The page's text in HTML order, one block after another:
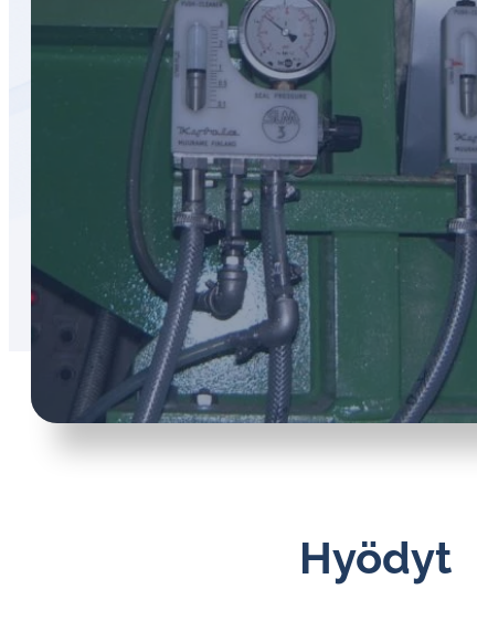
öljykiertovoiteluun.
Induktiiviset hälytysanturit
virtausmittareille
Paine-eromittarit
Vastaventtiilit
Näytteenottolaitteet
Hyödyt